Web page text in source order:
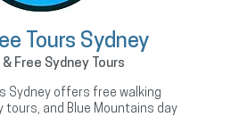
Tours Sydney
Free Sydney Tours
Sydney offers free walking
and Blue Mountains day